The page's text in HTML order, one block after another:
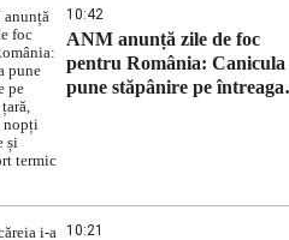
10:42
ANM anunță zile de foc
pentru România: Canicula
pune stăpânire pe întreaga
10:21